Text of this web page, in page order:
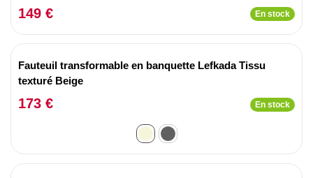
149 € En stock
Fauteuil transformable en banquette Lefkada Tissu
texturé Beige
173 € En stock